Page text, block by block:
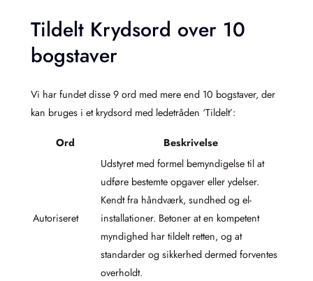
Tildelt Krydsord over 10
bogstaver
Vi har fundet disse 9 ord med mere end 10 bogstaver, der
kan bruges i et krydsord med ledetråden ‘Tildelt’:
Ord Beskrivelse
Autoriseret
Udstyret med formel bemyndigelse til at
udføre bestemte opgaver eller ydelser.
Kendt fra håndværk, sundhed og el-
installationer. Betoner at en kompetent
myndighed har tildelt retten, og at
standarder og sikkerhed dermed forventes
overholdt.